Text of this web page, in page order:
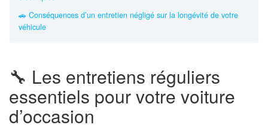
🚗 Conséquences d’un entretien négligé sur la longévité de votre
véhicule
🔧 Les entretiens réguliers
essentiels pour votre voiture
d’occasion